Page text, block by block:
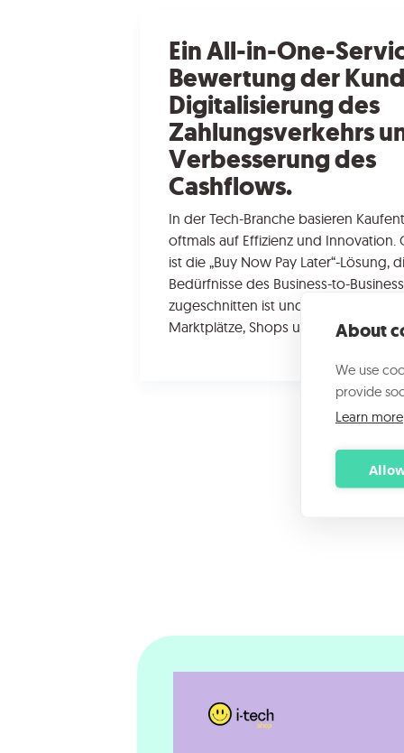
Ein All-in-One-
Bewertung der
Digitalisierung des
Zahlungsverkehrs
Verbesserung des
Cashflows.
In der Tech-Branche basieren
oftmals auf Effizienz und Innovation.
ist die „Buy Now Pay Later“-Lösung,
Bedürfnisse des Business-to-
zugeschnitten ist und sich für E-
Marktplätze, Shops und
About
We use
provide
Learn more